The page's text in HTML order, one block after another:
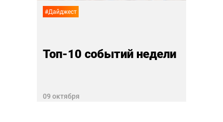
#Дайджест
Топ-10 событий недели
09 октября